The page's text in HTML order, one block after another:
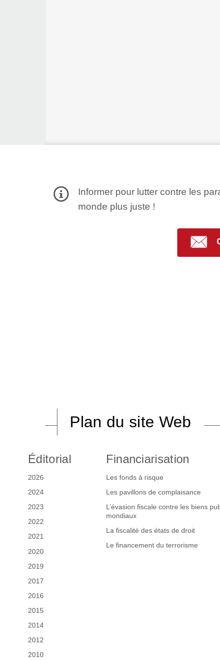
Informer pour lutter contre les
monde plus juste !
Plan du site Web
Éditorial
2026
2024
2023
2022
2021
2020
2019
2017
2016
2015
2014
2012
2010
Financiarisation
Les fonds à risque
Les pavillons de complaisance
L’évasion fiscale contre les biens
mondiaux
La fiscalité des états de droit
Le financement du terrorisme